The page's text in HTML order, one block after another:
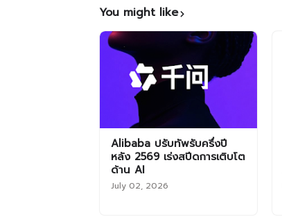
You might like
Alibaba ปรับทัพรับครึ่งปี
หลัง 2569 เร่งสปีดการเติบโต
ด้าน AI
July 02, 2026